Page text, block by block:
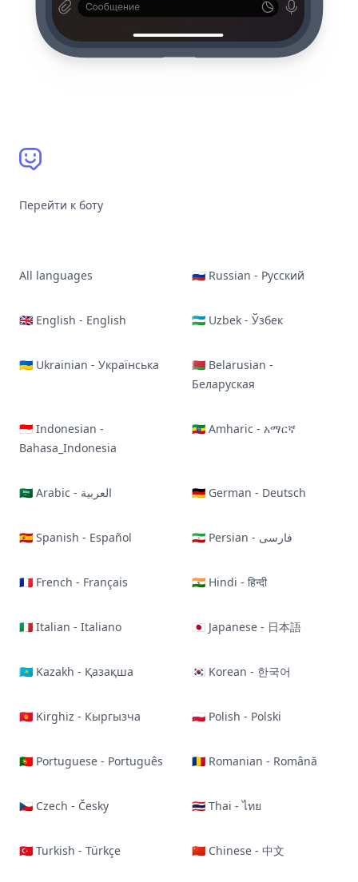
Перейти к боту
All languages 🇷🇺 Russian - Русский
🇬🇧 English - English 🇺🇿 Uzbek - Ўзбек
🇺🇦 Ukrainian - Українська
🇧🇾 Belarusian -
Беларуская
🇮🇩 Indonesian -
Bahasa_Indonesia
🇪🇹 Amharic - አማርኛ
🇸🇦 Arabic - العربية 🇩🇪 German - Deutsch
🇪🇸 Spanish - Español 🇮🇷 Persian - فارسی
🇫🇷 French - Français 🇮🇳 Hindi - हिन्दी
🇮🇹 Italian - Italiano 🇯🇵 Japanese - 日本語
🇰🇿 Kazakh - Қазақша 🇰🇷 Korean - 한국어
🇰🇬 Kirghiz - Кыргызча 🇵🇱 Polish - Polski
🇵🇹 Portuguese - Português 🇷🇴 Romanian - Română
🇨🇿 Czech - Česky 🇹🇭 Thai - ไทย
🇹🇷 Turkish - Türkçe 🇨🇳 Chinese - 中文